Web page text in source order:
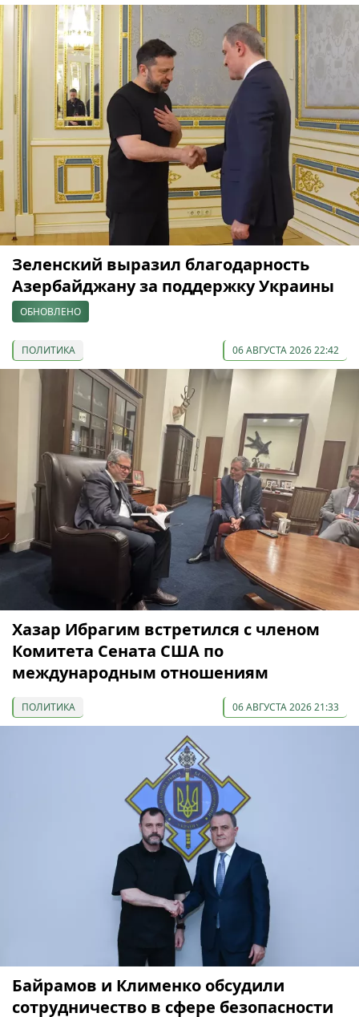
Зеленский выразил благодарность
Азербайджану за поддержку Украины
ОБНОВЛЕНО
ПОЛИТИКА 06 АВГУСТА 2026 22:42
Хазар Ибрагим встретился с членом
Комитета Сената США по
международным отношениям
ПОЛИТИКА 06 АВГУСТА 2026 21:33
Байрамов и Клименко обсудили
сотрудничество в сфере безопасности